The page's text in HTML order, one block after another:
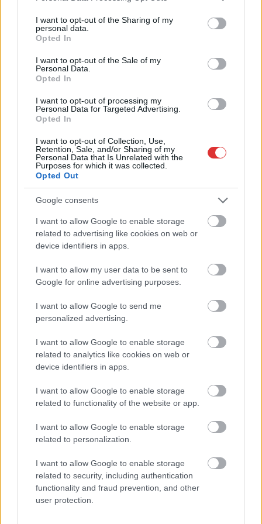
not limited to your visit or usage behaviour. You may click to
grant or deny consent to Google and its third-party tags to
use your data for below specified purposes in below Google
consent section.
I want to opt-out of the Sharing of my
personal data.
Opted In
I want to opt-out of the Sale of my
Personal Data.
Opted In
I want to opt-out of processing my
Personal Data for Targeted Advertising.
Opted In
I want to opt-out of Collection, Use,
Retention, Sale, and/or Sharing of my
Personal Data that Is Unrelated with the
Purposes for which it was collected.
Opted Out
Google consents
I want to allow Google to enable storage
related to advertising like cookies on web or
device identifiers in apps.
I want to allow my user data to be sent to
Google for online advertising purposes.
I want to allow Google to send me
personalized advertising.
I want to allow Google to enable storage
related to analytics like cookies on web or
device identifiers in apps.
I want to allow Google to enable storage
related to functionality of the website or app.
I want to allow Google to enable storage
related to personalization.
I want to allow Google to enable storage
related to security, including authentication
functionality and fraud prevention, and other
user protection.
Hírlevél feliratkozás
Adja meg keresztnevét:
Megismertem és elfogadom a
Nem szeretne lemaradni semmiről? Csak egy kattintás, és hírlevelünk a
postaládájába érkezik!
A SZOL24 legfrissebb 24 cikke
Egy telefonhívást akart, végül rendőrök vitték el a mezőtúri
a közoktatásban – például az iskolaigazgatók visszakapják
munkáltatói jogaikat
Sok volt az igazolatlan hiányzás, Pócs János fizetéslevonást
kapott, más fideszesek még kevesebbet vittek haza
A Szolnok megyei gazdák nagyon nem akarták a JÉGER
további üzemeltetését
Csendélet 5.0: alig balesetveszélyes lépcső és remek